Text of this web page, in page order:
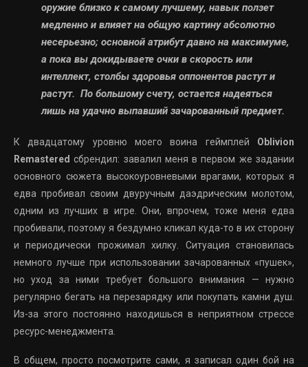
оружие близко к самому лучшему, навык ползет
медленно и влияет на общую картину абсолютно
несерьезно; основной атрибут давно на максимуме,
а пока вы докидываете очки в скорость или
интеллект, столбы здоровья оппонентов растут и
растут. По большому счету, остается надеяться
лишь на удачно выпавший зачарованный предмет.
К двадцатому уровню моего воина геймплей Oblivion
Remastered сбрендил: завалил меня в первом же задании
основного сюжета высокоуровневыми врагами, которых я
едва пробивал своим двуручным даэдрическим молотом,
одним из лучших в игре. Они, впрочем, тоже меня едва
пробивали, поэтому я бездумно кликал куда-то в их сторону
и периодически прожимал хилку. Ситуация становилась
немного лучше при использовании зачарованных «пушек»,
но уход за ними требует большого внимания — нужно
регулярно бегать на перезарядку или покупать камни душ.
Из-за этого постоянно находишься в неприятном стрессе
ресурс-менеджмента.
В общем, просто посмотрите сами, я записал один бой на